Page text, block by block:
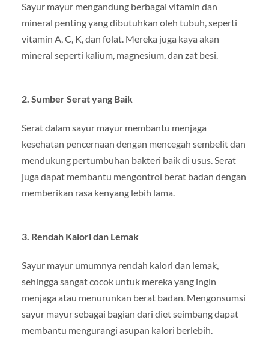
Sayur mayur mengandung berbagai vitamin dan
mineral penting yang dibutuhkan oleh tubuh, seperti
vitamin A, C, K, dan folat. Mereka juga kaya akan
mineral seperti kalium, magnesium, dan zat besi.
2. Sumber Serat yang Baik
Serat dalam sayur mayur membantu menjaga
kesehatan pencernaan dengan mencegah sembelit dan
mendukung pertumbuhan bakteri baik di usus. Serat
juga dapat membantu mengontrol berat badan dengan
memberikan rasa kenyang lebih lama.
3. Rendah Kalori dan Lemak
Sayur mayur umumnya rendah kalori dan lemak,
sehingga sangat cocok untuk mereka yang ingin
menjaga atau menurunkan berat badan. Mengonsumsi
sayur mayur sebagai bagian dari diet seimbang dapat
membantu mengurangi asupan kalori berlebih.